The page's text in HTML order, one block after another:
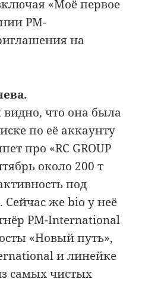
«Моё первое
PM-
на
что она была
по её аккаунту
про «RC GROUP
около 200 т
под
Сейчас же bio у неё
PM-International
«Новый путь»,
и линейке
самых чистых